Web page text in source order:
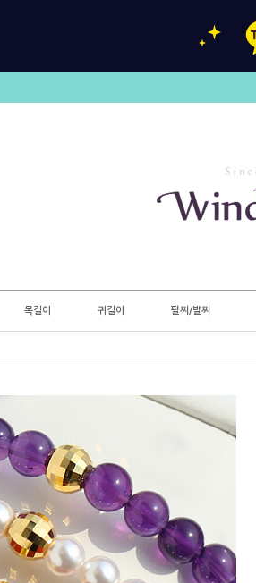
목걸이 귀걸이 팔찌/발찌